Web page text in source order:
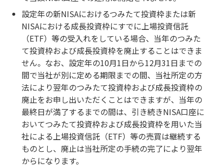
設定年の新NISAにおけるつみたて投資枠または新
NISAにおける成長投資枠にすでに上場投資信託
（ETF）等の受入れをしている場合、当年のつみた
て投資枠および成長投資枠を廃止することはできま
せん。なお、設定年の10月1日から12月31日までの
間で当社が別に定める期限までの間、当社所定の方
法により翌年のつみたて投資枠および成長投資枠の
廃止をお申し出いただくことはできますが、当年の
最終日が満了するまでの間は、引き続きNISA口座に
おいてつみたて投資枠および成長投資枠を用いた当
社による上場投資信託（ETF）等の売買は継続する
ものとし、廃止は当社所定の手続の完了により翌年
からになります。